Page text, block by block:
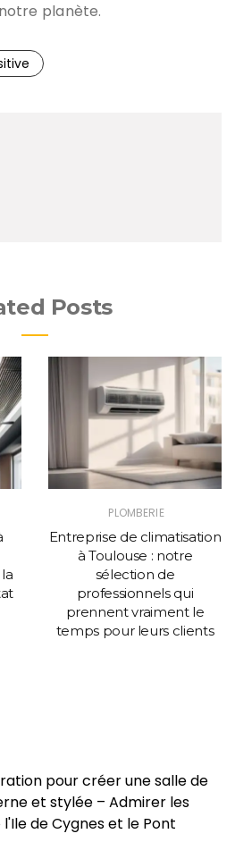
planète.
Posts
PLOMBERIE
Entreprise de climatisation
à Toulouse : notre
sélection de
professionnels qui
prennent vraiment le
temps pour leurs clients
pour créer une salle de
et stylée – Admirer les
de Cygnes et le Pont